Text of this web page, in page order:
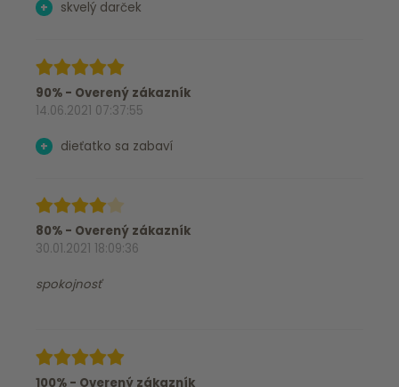
+ skvelý darček
90% - Overený zákazník
14.06.2021 07:37:55
+ dieťatko sa zabaví
80% - Overený zákazník
30.01.2021 18:09:36
spokojnosť
100% - Overený zákazník